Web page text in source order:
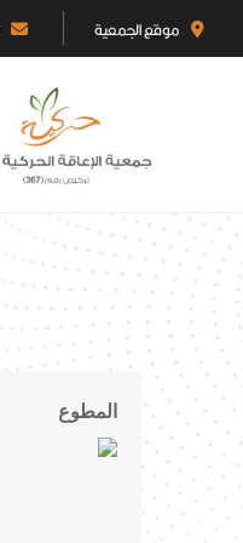
موقع الجمعية
المطوع